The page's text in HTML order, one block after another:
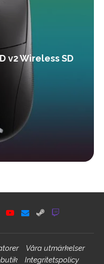
v2 Wireless SD
Våra utmärkelser
Integritetspolicy